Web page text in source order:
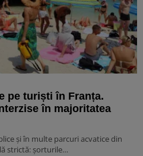
pe turiști în Franța.
în majoritatea
și în multe parcuri acvatice din
strictă: șorturile…